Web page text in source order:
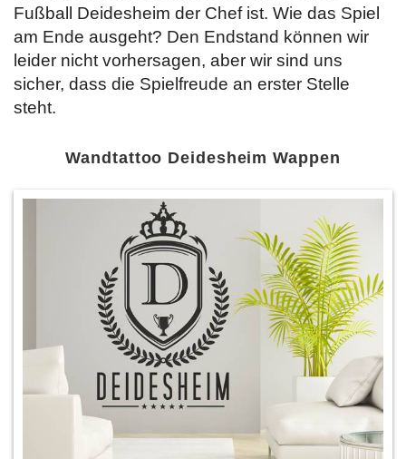
Fußball Deidesheim der Chef ist. Wie das Spiel
am Ende ausgeht? Den Endstand können wir
leider nicht vorhersagen, aber wir sind uns
sicher, dass die Spielfreude an erster Stelle
steht.
Wandtattoo Deidesheim Wappen